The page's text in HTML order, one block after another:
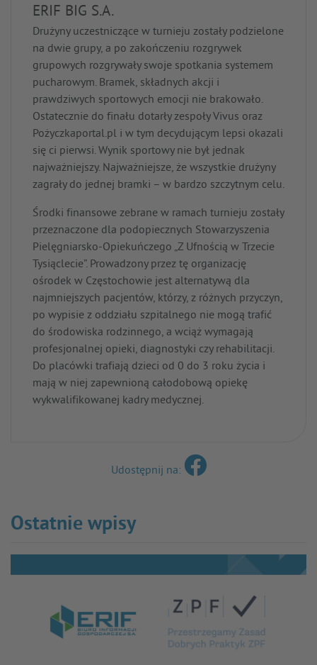
ERIF BIG S.A.
Drużyny uczestniczące w turnieju zostały podzielone
na dwie grupy, a po zakończeniu rozgrywek
grupowych rozgrywały swoje spotkania systemem
pucharowym. Bramek, składnych akcji i
prawdziwych sportowych emocji nie brakowało.
Ostatecznie do finału dotarły zespoły Vivus oraz
Pożyczkaportal.pl i w tym decydującym lepsi okazali
się ci pierwsi. Wynik sportowy nie był jednak
najważniejszy. Najważniejsze, że wszystkie drużyny
zagrały do jednej bramki – w bardzo szczytnym celu.
Środki finansowe zebrane w ramach turnieju zostały
przeznaczone dla podopiecznych Stowarzyszenia
Pielęgniarsko-Opiekuńczego „Z Ufnością w Trzecie
Tysiąclecie”. Prowadzony przez tę organizację
ośrodek w Częstochowie jest alternatywą dla
najmniejszych pacjentów, którzy, z różnych przyczyn,
po wypisie z oddziału szpitalnego nie mogą trafić
do środowiska rodzinnego, a wciąż wymagają
profesjonalnej opieki, diagnostyki czy rehabilitacji.
Do placówki trafiają dzieci od 0 do 3 roku życia i
mają w niej zapewnioną całodobową opiekę
wykwalifikowanej kadry medycznej.
Udostępnij na:
Ostatnie wpisy